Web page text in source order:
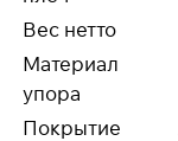
Вес нетто
Материал
упора
Покрытие